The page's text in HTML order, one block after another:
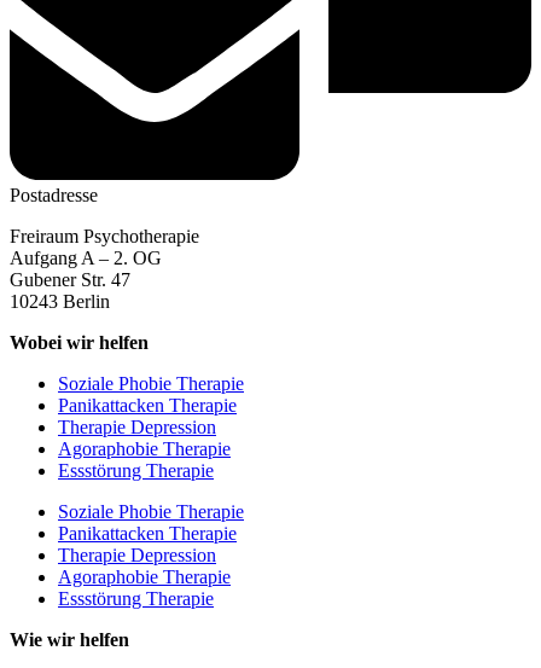
Postadresse
Freiraum Psychotherapie
Aufgang A – 2. OG
Gubener Str. 47
10243 Berlin
Wobei wir helfen
Soziale Phobie Therapie
Panikattacken Therapie
Therapie Depression
Agoraphobie Therapie
Essstörung Therapie
Soziale Phobie Therapie
Panikattacken Therapie
Therapie Depression
Agoraphobie Therapie
Essstörung Therapie
Wie wir helfen